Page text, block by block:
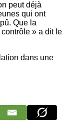
peut déjà
qui ont
Que la
» a dit le
dans une